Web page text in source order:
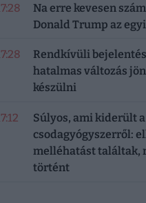
Na erre kevesen
Donald Trump az
Rendkívüli
hatalmas változás
készülni
Súlyos, ami kiderült
csodagyógyszerről:
melléhatást találtak,
történt